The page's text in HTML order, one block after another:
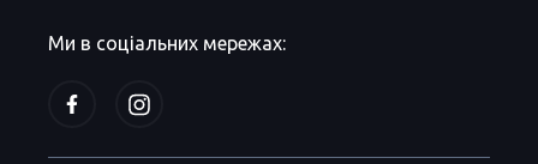
Ми в соціальних мережах: